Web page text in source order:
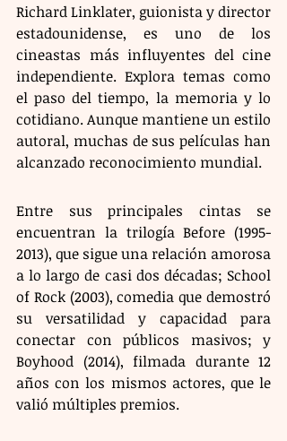
Richard Linklater, guionista y director
estadounidense, es uno de los
cineastas más influyentes del cine
independiente. Explora temas como
el paso del tiempo, la memoria y lo
cotidiano. Aunque mantiene un estilo
autoral, muchas de sus películas han
alcanzado reconocimiento mundial.
Entre sus principales cintas se
encuentran la trilogía Before (1995-
2013), que sigue una relación amorosa
a lo largo de casi dos décadas; School
of Rock (2003), comedia que demostró
su versatilidad y capacidad para
conectar con públicos masivos; y
Boyhood (2014), filmada durante 12
años con los mismos actores, que le
valió múltiples premios.